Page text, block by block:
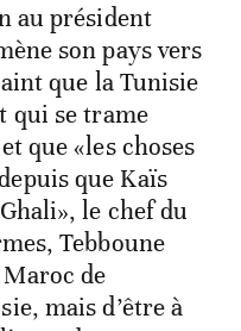
au président
son pays vers
que la Tunisie
qui se trame
que «les choses
que Kaïs
le chef du
Tebboune
de
mais d’être à